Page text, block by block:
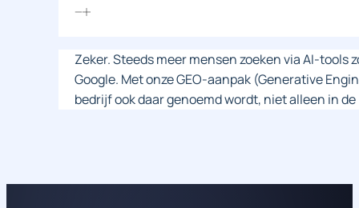
Zeker. Steeds meer mensen zoeken via AI-tools
Google. Met onze GEO-aanpak (Generative
bedrijf ook daar genoemd wordt, niet alleen in